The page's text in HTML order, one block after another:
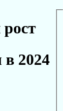
в 2024